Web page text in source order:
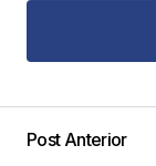
Post Anterior